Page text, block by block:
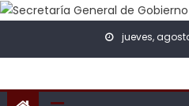
Skip to content
jueves,